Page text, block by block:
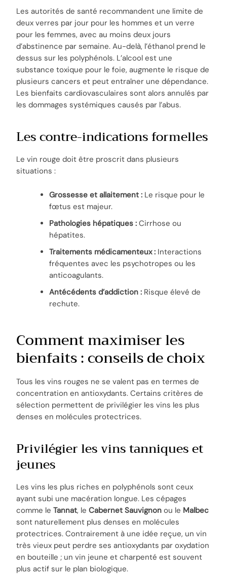
Les autorités de santé recommandent une limite de
deux verres par jour pour les hommes et un verre
pour les femmes, avec au moins deux jours
d’abstinence par semaine. Au-delà, l’éthanol prend le
dessus sur les polyphénols. L’alcool est une
substance toxique pour le foie, augmente le risque de
plusieurs cancers et peut entraîner une dépendance.
Les bienfaits cardiovasculaires sont alors annulés par
les dommages systémiques causés par l’abus.
Les contre-indications formelles
Le vin rouge doit être proscrit dans plusieurs
situations :
Grossesse et allaitement : Le risque pour le
fœtus est majeur.
Pathologies hépatiques : Cirrhose ou
hépatites.
Traitements médicamenteux : Interactions
fréquentes avec les psychotropes ou les
anticoagulants.
Antécédents d’addiction : Risque élevé de
rechute.
Comment maximiser les
bienfaits : conseils de choix
Tous les vins rouges ne se valent pas en termes de
concentration en antioxydants. Certains critères de
sélection permettent de privilégier les vins les plus
denses en molécules protectrices.
Privilégier les vins tanniques et
jeunes
Les vins les plus riches en polyphénols sont ceux
ayant subi une macération longue. Les cépages
comme leTannat, leCabernet Sauvignon ou le Malbec
sont naturellement plus denses en molécules
protectrices. Contrairement à une idée reçue, un vin
très vieux peut perdre ses antioxydants par oxydation
en bouteille ; un vin jeune et charpenté est souvent
plus actif sur le plan biologique.